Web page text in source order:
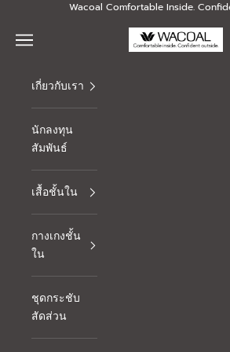
Skip to contentWacoal Comfortable Inside.
Thai Wacoal
Navigation menu
เกี่ยวกับเรา
นักลงทุน
สัมพันธ์
เสื้อชั้นใน
กางเกงชั้น
ใน
ชุดกระชับ
สัดส่วน